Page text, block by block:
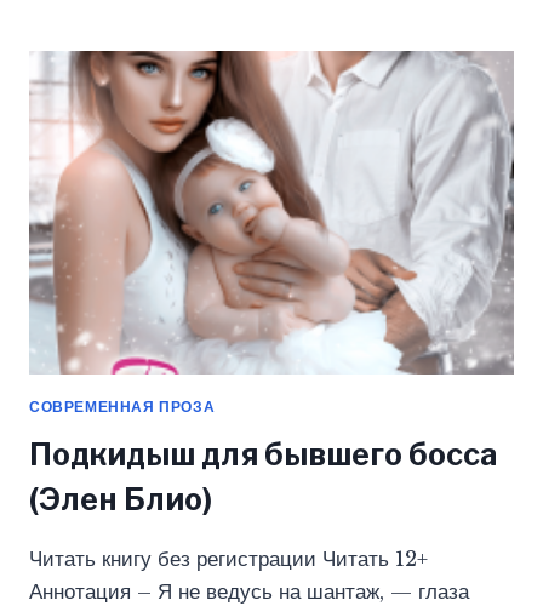
(ЭЛЕН
БЛИО)
СОВРЕМЕННАЯ ПРОЗА
Подкидыш для бывшего босса
(Элен Блио)
Читать книгу без регистрации Читать 12+
Аннотация – Я не ведусь на шантаж, — глаза